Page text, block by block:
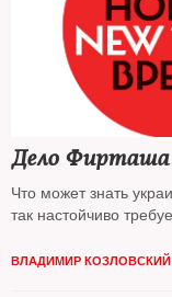
Дело Фирташа
Что может знать
так настойчиво
ВЛАДИМИР КОЗЛОВСКИЙ